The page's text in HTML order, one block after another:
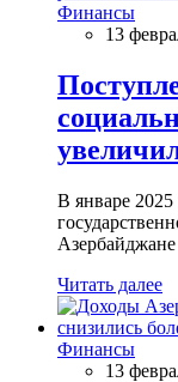
Финансы
13
В январе 2025
Читать далее
Финансы
13